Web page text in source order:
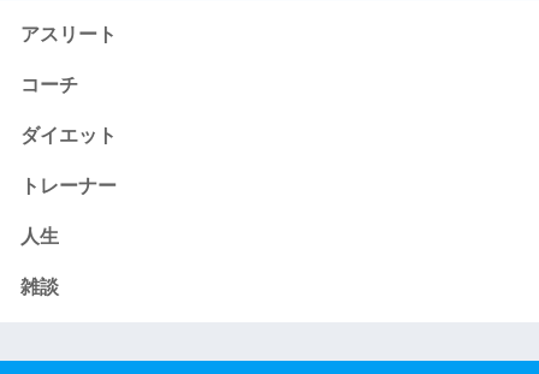
アスリート
コーチ
ダイエット
トレーナー
人生
雑談